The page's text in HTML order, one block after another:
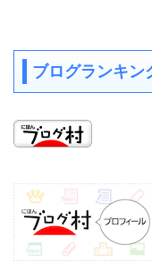
ブログランキン